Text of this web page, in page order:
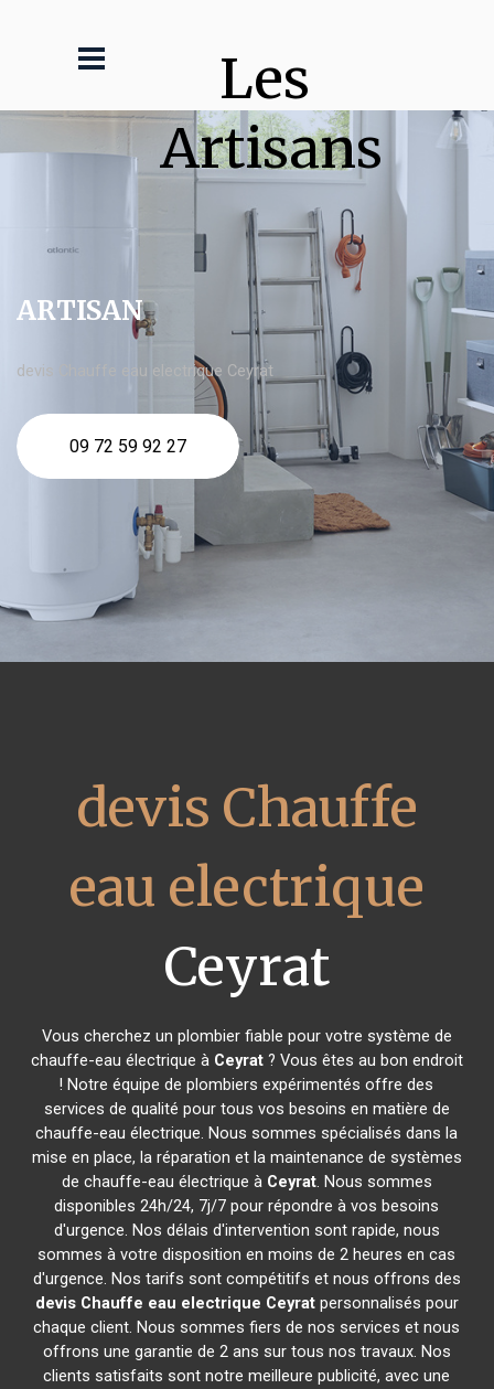
Les
Artisans
ARTISAN
devis Chauffe eau electrique Ceyrat
09 72 59 92 27
devis Chauffe
eau electrique
Ceyrat
Vous cherchez un plombier fiable pour votre système de
chauffe-eau électrique à Ceyrat? Vous êtes au bon endroit
! Notre équipe de plombiers expérimentés offre des
services de qualité pour tous vos besoins en matière de
chauffe-eau électrique. Nous sommes spécialisés dans la
mise en place, la réparation et la maintenance de systèmes
de chauffe-eau électrique à Ceyrat. Nous sommes
disponibles 24h/24, 7j/7 pour répondre à vos besoins
d'urgence. Nos délais d'intervention sont rapide, nous
sommes à votre disposition en moins de 2 heures en cas
d'urgence. Nos tarifs sont compétitifs et nous offrons des
devis Chauffe eau electrique Ceyratpersonnalisés pour
chaque client. Nous sommes fiers de nos services et nous
offrons une garantie de 2 ans sur tous nos travaux. Nos
clients satisfaits sont notre meilleure publicité, avec une